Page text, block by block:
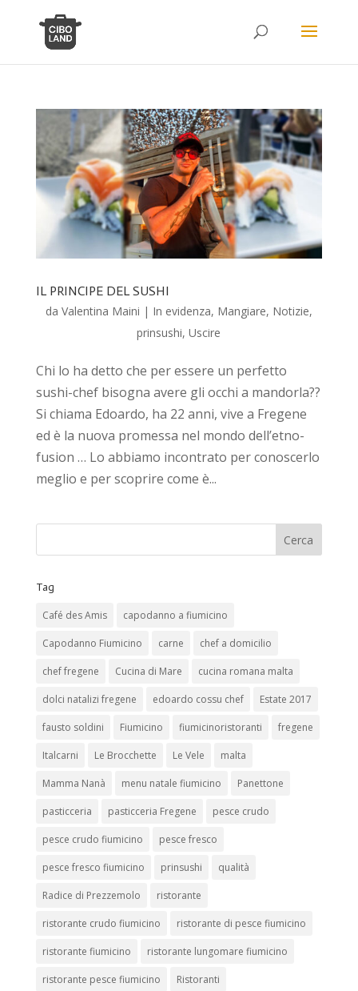
IL PRINCIPE DEL SUSHI
da Valentina Maini | In evidenza, Mangiare, Notizie,
prinsushi,Uscire
Chi lo ha detto che per essere un perfetto
sushi-chef bisogna avere gli occhi a mandorla??
Si chiama Edoardo, ha 22 anni, vive a Fregene
ed è la nuova promessa nel mondo dell’etno-
fusion … Lo abbiamo incontrato per conoscerlo
meglio e per scoprire come è...
Tag
Café des Amis capodanno a fiumicino
Capodanno Fiumicino carne chef a domicilio
chef fregene Cucina di Mare cucina romana malta
dolci natalizi fregene edoardo cossu chef Estate 2017
fausto soldini Fiumicino fiumicinoristoranti fregene
Italcarni Le Brocchette Le Vele malta
Mamma Nanà menu natale fiumicino Panettone
pasticceria pasticceria Fregene pesce crudo
pesce crudo fiumicino pesce fresco
pesce fresco fiumicino prinsushi qualità
Radice di Prezzemolo ristorante
ristorante crudo fiumicino ristorante di pesce fiumicino
ristorante fiumicino ristorante lungomare fiumicino
ristorante pesce fiumicino Ristoranti